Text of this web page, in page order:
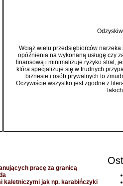
Wciąż wielu przedsiębiorców
opóźnienia na wykonaną usługę czy
finansową i minimalizuje ryzyko strat,
która specjalizuje się w trudnych
biznesie i osób prywatnych to
Oczywiście wszystko jest zgodne z
pracę za granicą
kaletniczymi jak np. karabińczyki